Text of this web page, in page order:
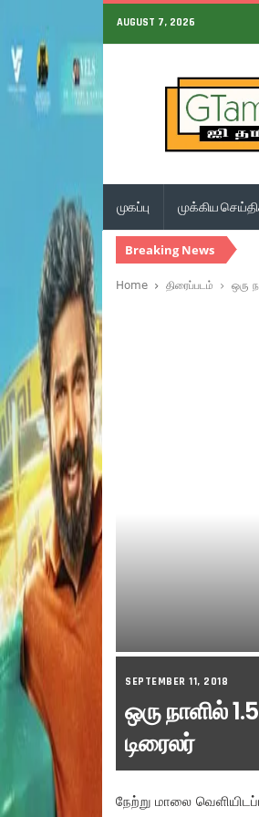
AUGUST 7, 2026
முகப்பு முக்கிய
Breaking News
Home திரைப்படம் ஒரு
SEPTEMBER 11, 2018
ஒரு நாளில்
டிரைலர்
நேற்று மாலை